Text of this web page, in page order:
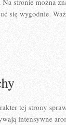
stronie można
się wygodnie.
tej strony
intensywne